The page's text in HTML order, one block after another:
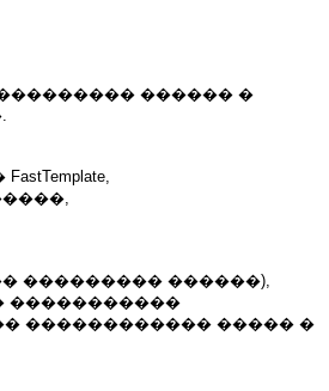
������ �
��������� ������),
�����������
������������ ����� �